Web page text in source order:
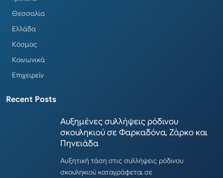
Θεσσαλία
Ελλάδα
Κόσμος
Κοινωνικά
Επιχειρείν
Recent Posts
Αυξημένες συλλήψεις ρόδινου
σκουληκιού σε Φαρκαδόνα, Ζάρκο και
Πηνειάδα
Αυξητική τάση στις συλλήψεις ρόδινου
σκουληκιού καταγράφεται σε